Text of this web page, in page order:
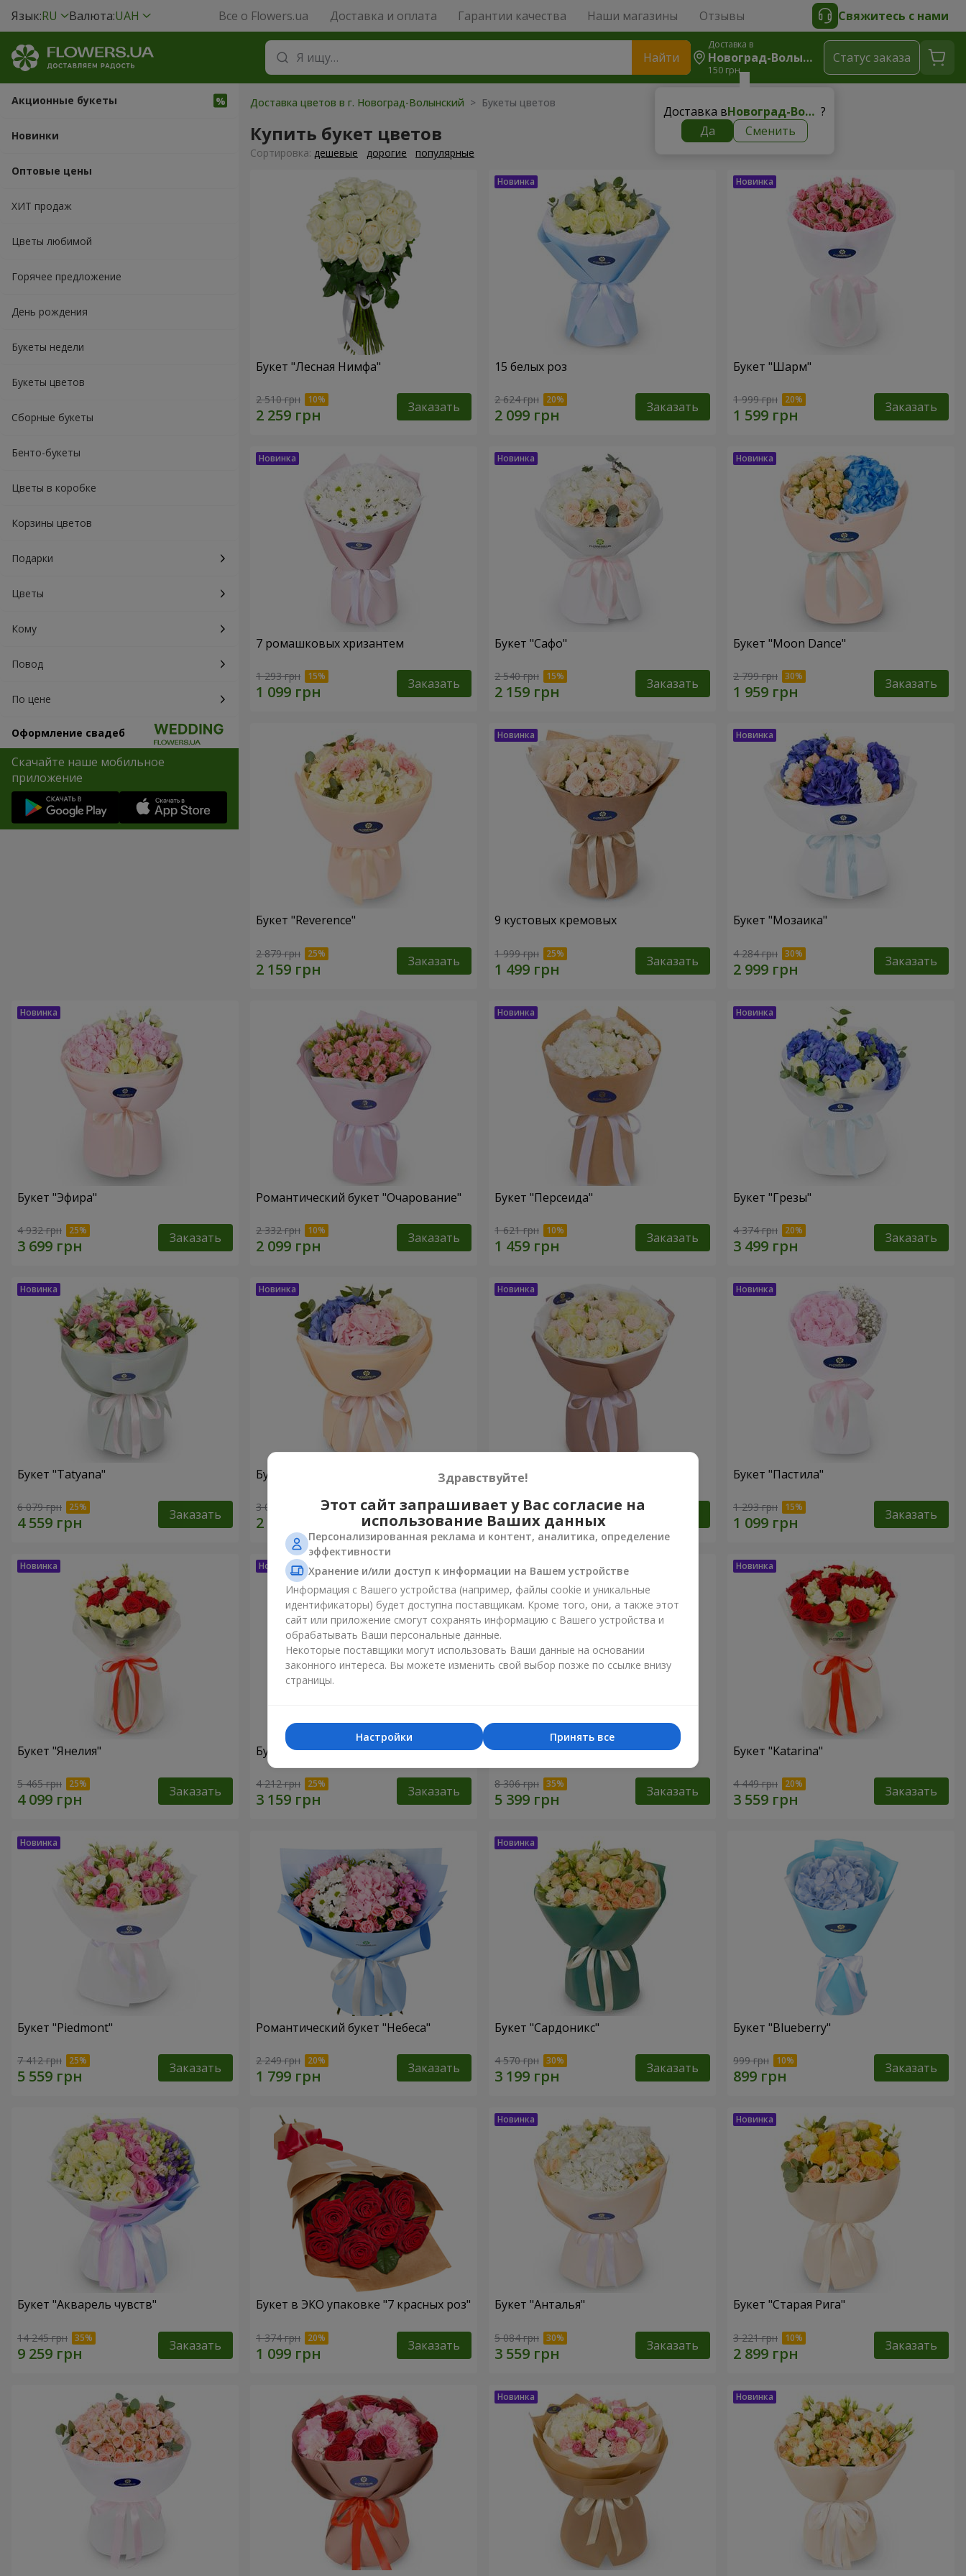
Язык:RU Валюта:UAH Все о Flowers.ua Доставка и оплата Гарантии качества Наши магазины Отзывы Свяжитесь с нами
Найти
Доставка в
Новоград-Волынский
150 грн
Доставка в Новоград-Волынский ?
Да
Сменить
Cтатус заказа
Акционные букеты
Новинки
Оптовые цены
ХИТ продаж
Цветы любимой
Горячее предложение
День рождения
Букеты недели
Букеты цветов
Сборные букеты
Бенто-букеты
Цветы в коробке
Корзины цветов
Подарки
Цветы
Кому
Повод
По цене
Оформление свадеб
Скачайте наше мобильное
приложение
Доставка цветов в г. Новоград-Волынский > Букеты цветов
Купить букет цветов
Cортировка: дешевые дорогие популярные
Букет "Лесная Нимфа"
2 510 грн Заказать
15 белых роз
2 624 грн Заказать
Букет "Шарм"
1 999 грн Заказать
7 ромашковых хризантем
1 293 грн Заказать
Букет "Сафо"
2 540 грн Заказать
Букет "Moon Dance"
2 799 грн Заказать
Букет "Reverence"
2 879 грн Заказать
9 кустовых кремовых
1 999 грн Заказать
Букет "Мозаика"
4 284 грн Заказать
Букет "Эфира"
4 932 грн Заказать
Романтический букет "Очарование"
2 332 грн Заказать
Букет "Персеида"
1 621 грн Заказать
Букет "Грезы"
4 374 грн Заказать
Букет "Tatyana"
6 079 грн Заказать
Букет "Облако чувств"
3 065 грн Заказать
Букет "Венера"
2 824 грн
Букет "Пастила"
1 293 грн Заказать
Букет "Янелия"
5 465 грн Заказать
Букет "Искренность"
4 212 грн Заказать
Букет "Tarnis"
8 306 грн Заказать
Букет "Katarina"
4 449 грн Заказать
Букет "Piedmont"
7 412 грн Заказать
Романтический букет "Небеса"
2 249 грн Заказать
Букет "Сардоникс"
4 570 грн Заказать
Букет "Blueberry"
999 грн Заказать
Букет "Акварель чувств"
14 245 грн Заказать
Букет в ЭКО упаковке "7 красных роз"
1 374 грн Заказать
Букет "Анталья"
5 084 грн Заказать
Букет "Старая Рига"
3 221 грн Заказать
Здравствуйте!
Этот сайт запрашивает у Вас согласие на
использование Ваших данных
Персонализированная реклама и контент, аналитика, определение
эффективности
Хранение и/или доступ к информации на Вашем устройстве
Информация с Вашего устройства (например, файлы cookie и уникальные
идентификаторы) будет доступна поставщикам. Кроме того, они, а также этот
сайт или приложение смогут сохранять информацию с Вашего устройства и
обрабатывать Ваши персональные данные.
Некоторые поставщики могут использовать Ваши данные на основании
законного интереса. Вы можете изменить свой выбор позже по ссылке внизу
страницы.
Принять все
Настройки